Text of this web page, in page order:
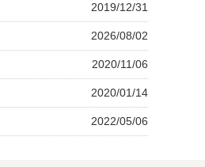
2019/12/31
2026/08/02
2020/11/06
2020/01/14
2022/05/06